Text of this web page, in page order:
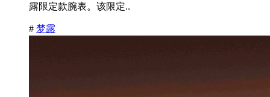
露限定款腕表。该限定..
# 梦露